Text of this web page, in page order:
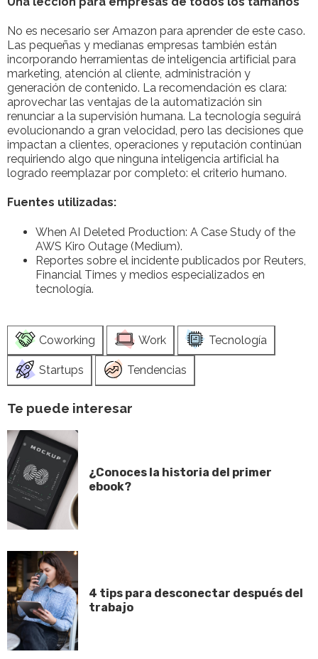
No es necesario ser Amazon para aprender de este caso.
Las pequeñas y medianas empresas también están
incorporando herramientas de inteligencia artificial para
marketing, atención al cliente, administración y
generación de contenido. La recomendación es clara:
aprovechar las ventajas de la automatización sin
renunciar a la supervisión humana. La tecnología seguirá
evolucionando a gran velocidad, pero las decisiones que
impactan a clientes, operaciones y reputación continúan
requiriendo algo que ninguna inteligencia artificial ha
logrado reemplazar por completo: el criterio humano.
Fuentes utilizadas:
When AI Deleted Production: A Case Study of the
AWS Kiro Outage (Medium).
Reportes sobre el incidente publicados por Reuters,
Financial Times y medios especializados en
tecnología.
Coworking Work Tecnología
Startups Tendencias
Te puede interesar
¿Conoces la historia del primer
ebook?
4 tips para desconectar después del
trabajo